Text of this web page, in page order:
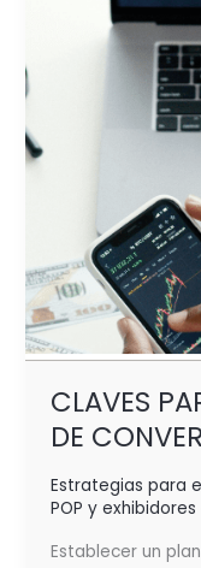
CLAVES
DE
Estrategias para
POP y
Establecer un
CONVERSIÓN